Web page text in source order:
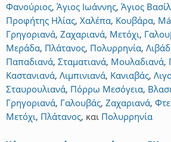
Φανούριος, Άγιος Ιωάννης, Άγιος
Προφήτης Ηλίας, Χαλέπα, Κουβάρα,
Γρηγοριανά, Ζαχαριανά, Μετόχι,
Μεράδα, Πλάτανος, Πολυρρηνία,
Παπαδιανά, Σταματιανά, Μουλαδιανά,
Καστανιανά, Λιμπινιανά, Κανιαβάς,
Σταυρουλιανά, Πόρρω Μεσόγεια,
Γρηγοριανά, Γαλουβάς, Ζαχαριανά,
Μετόχι, Πλάτανος, και Πολυρρηνία